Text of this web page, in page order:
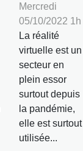
Mercredi
05/10/2022 1h
La réalité
virtuelle est un
secteur en
plein essor
surtout depuis
la pandémie,
elle est surtout
utilisée...